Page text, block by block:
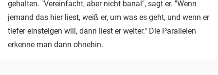
gehalten. "Vereinfacht, aber nicht banal", sagt er. "Wenn
jemand das hier liest, weiß er, um was es geht, und wenn er
tiefer einsteigen will, dann liest er weiter." Die Parallelen
erkenne man dann ohnehin.